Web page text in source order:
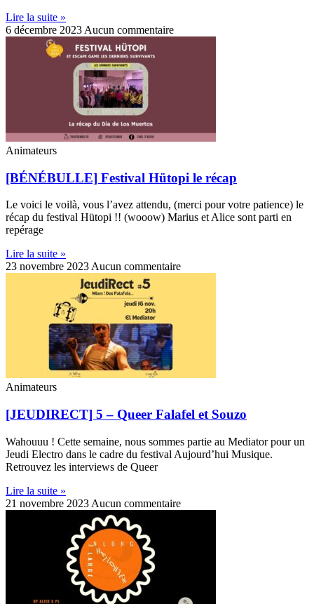
Lire la suite »
6 décembre 2023 Aucun commentaire
Animateurs
[BÉNÉBULLE] Festival Hütopi le récap
Le voici le voilà, vous l’avez attendu, (merci pour votre patience) le
récap du festival Hütopi !! (wooow) Marius et Alice sont parti en
repérage
Lire la suite »
23 novembre 2023 Aucun commentaire
Animateurs
[JEUDIRECT] 5 – Queer Falafel et Souzo
Wahouuu ! Cette semaine, nous sommes partie au Mediator pour un
Jeudi Electro dans le cadre du festival Aujourd’hui Musique.
Retrouvez les interviews de Queer
Lire la suite »
21 novembre 2023 Aucun commentaire